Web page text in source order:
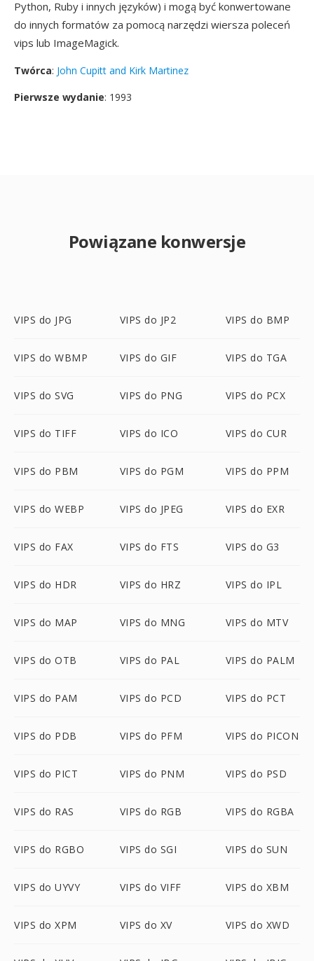
Python, Ruby i innych języków) i mogą być konwertowane
do innych formatów za pomocą narzędzi wiersza poleceń
vips lub ImageMagick.
Twórca: John Cupitt and Kirk Martinez
Pierwsze wydanie: 1993
Powiązane konwersje
VIPS do JPG VIPS do JP2 VIPS do BMP
VIPS do WBMP VIPS do GIF VIPS do TGA
VIPS do SVG VIPS do PNG VIPS do PCX
VIPS do TIFF VIPS do ICO VIPS do CUR
VIPS do PBM VIPS do PGM VIPS do PPM
VIPS do WEBP VIPS do JPEG VIPS do EXR
VIPS do FAX VIPS do FTS VIPS do G3
VIPS do HDR VIPS do HRZ VIPS do IPL
VIPS do MAP VIPS do MNG VIPS do MTV
VIPS do OTB VIPS do PAL VIPS do PALM
VIPS do PAM VIPS do PCD VIPS do PCT
VIPS do PDB VIPS do PFM VIPS do PICON
VIPS do PICT VIPS do PNM VIPS do PSD
VIPS do RAS VIPS do RGB VIPS do RGBA
VIPS do RGBO VIPS do SGI VIPS do SUN
VIPS do UYVY VIPS do VIFF VIPS do XBM
VIPS do XPM VIPS do XV VIPS do XWD